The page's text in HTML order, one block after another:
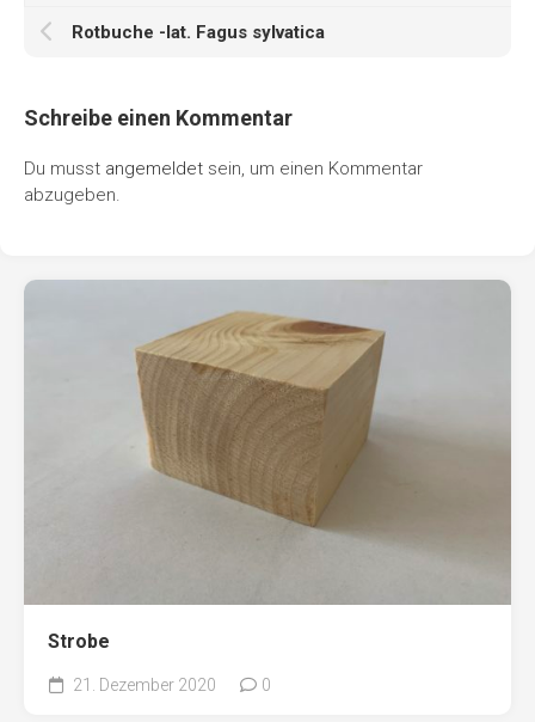
Rotbuche -lat. Fagus sylvatica
Schreibe einen Kommentar
Du musst angemeldet sein, um einen Kommentar
abzugeben.
Strobe
21. Dezember 2020 0